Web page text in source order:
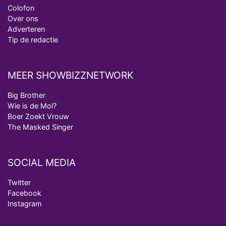
Colofon
Over ons
Adverteren
Tip de redactie
MEER SHOWBIZZNETWORK
Big Brother
Wie is de Mol?
Boer Zoekt Vrouw
The Masked Singer
SOCIAL MEDIA
Twitter
Facebook
Instagram